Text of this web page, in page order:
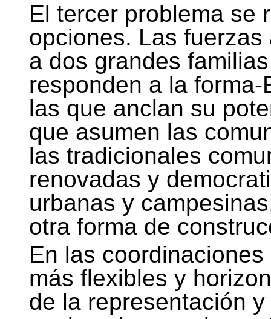
El tercer problema se
opciones. Las
a dos grandes
responden a la
las que anclan su
que asumen las
las tradicionales
renovadas y
urbanas y
otra forma de
En las
más flexibles y
de la representación